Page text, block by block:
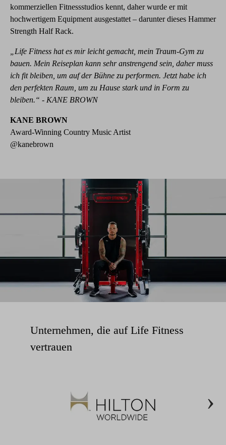
kommerziellen Fitnessstudios kennt, daher wurde er mit
hochwertigem Equipment ausgestattet – darunter dieses Hammer
Strength Half Rack.
„Life Fitness hat es mir leicht gemacht, mein Traum-Gym zu
bauen. Mein Reiseplan kann sehr anstrengend sein, daher muss
ich fit bleiben, um auf der Bühne zu performen. Jetzt habe ich
den perfekten Raum, um zu Hause stark und in Form zu
bleiben.“ - KANE BROWN
KANE BROWN
Award-Winning Country Music Artist
@kanebrown
Unternehmen, die auf Life Fitness
vertrauen
›